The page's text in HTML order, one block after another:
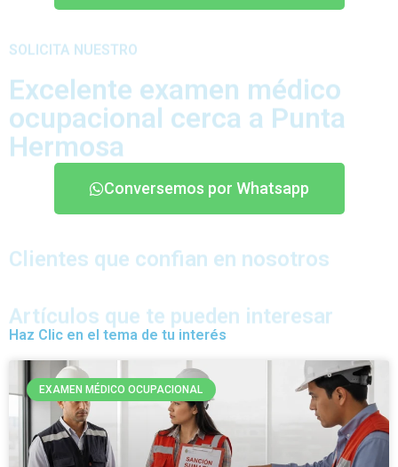
SOLICITA NUESTRO
Excelente examen médico
ocupacional cerca a Punta
Hermosa
Conversemos por Whatsapp
Clientes que confian en nosotros
Artículos que te pueden interesar
Haz Clic en el tema de tu interés
EXAMEN MÉDICO OCUPACIONAL